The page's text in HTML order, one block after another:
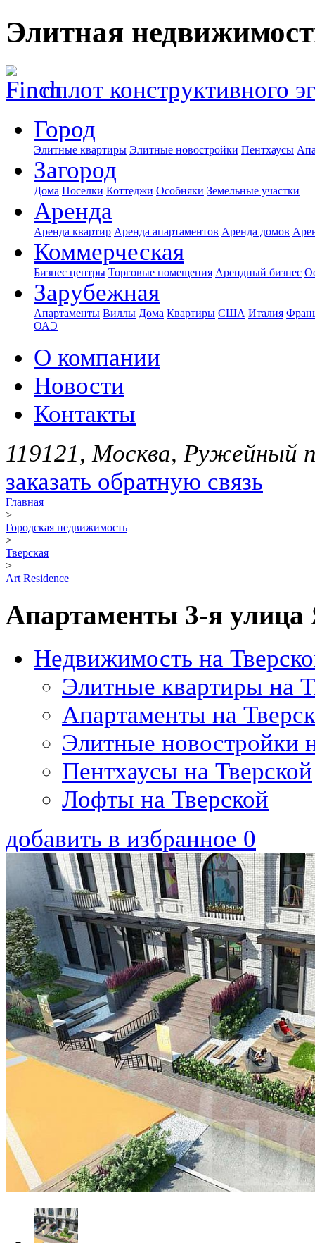
Элитная
оплот конструктивного
Город
Элитные квартиры Элитные новостройки Пентхаусы
Загород
Дома Поселки Коттеджи Особняки Земельные участки
Аренда
Аренда квартир Аренда апартаментов Аренда домов
Коммерческая
Бизнес центры Торговые помещения Арендный бизнес
Зарубежная
Апартаменты Виллы Дома Квартиры США Италия
ОАЭ
О компании
Новости
Контакты
119121, Москва, Ружейный
заказать обратную связь
Главная
>
Городская недвижимость
>
Тверская
>
Art Residence
Апартаменты 3-я улица
Недвижимость на
Элитные квартиры на
Апартаменты на
Элитные новостройки
Пентхаусы на Тверской
Лофты на Тверской
добавить в избранное 0